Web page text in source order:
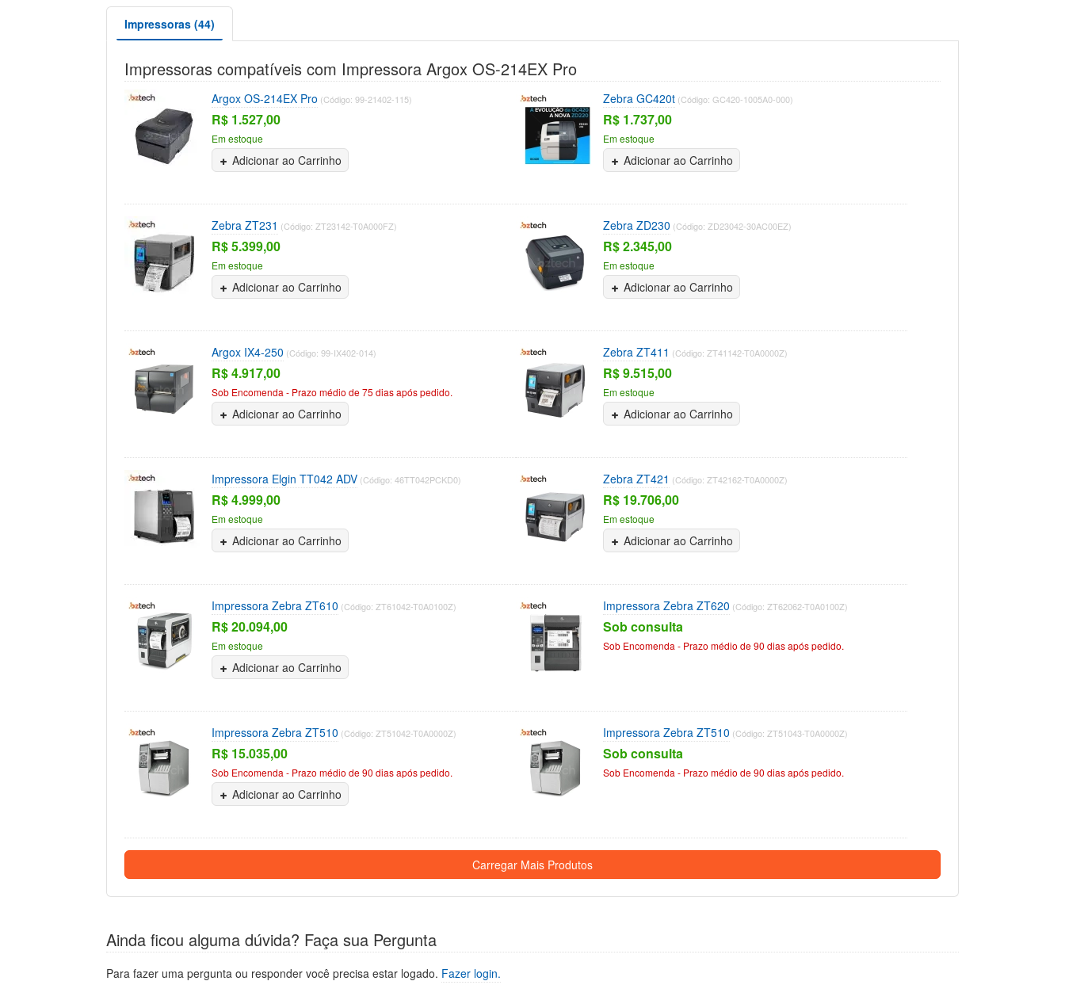
Impressoras (44)
Impressoras compatíveis com Impressora Argox OS-214EX Pro
Argox OS-214EX Pro (Código: 99-21402-115)
R$ 1.527,00
Em estoque
Adicionar ao Carrinho
Zebra GC420t (Código: GC420-1005A0-000)
R$ 1.737,00
Em estoque
Adicionar ao Carrinho
Zebra ZT231 (Código: ZT23142-T0A000FZ)
R$ 5.399,00
Em estoque
Adicionar ao Carrinho
Zebra ZD230 (Código: ZD23042-30AC00EZ)
R$ 2.345,00
Em estoque
Adicionar ao Carrinho
Argox IX4-250 (Código: 99-IX402-014)
R$ 4.917,00
Sob Encomenda - Prazo médio de 75 dias após pedido.
Adicionar ao Carrinho
Zebra ZT411 (Código: ZT41142-T0A0000Z)
R$ 9.515,00
Em estoque
Adicionar ao Carrinho
Impressora Elgin TT042 ADV (Código: 46TT042PCKD0)
R$ 4.999,00
Em estoque
Adicionar ao Carrinho
Zebra ZT421 (Código: ZT42162-T0A0000Z)
R$ 19.706,00
Em estoque
Adicionar ao Carrinho
Impressora Zebra ZT610 (Código: ZT61042-T0A0100Z)
R$ 20.094,00
Em estoque
Adicionar ao Carrinho
Impressora Zebra ZT620 (Código: ZT62062-T0A0100Z)
Sob consulta
Sob Encomenda - Prazo médio de 90 dias após pedido.
Impressora Zebra ZT510 (Código: ZT51042-T0A0000Z)
R$ 15.035,00
Sob Encomenda - Prazo médio de 90 dias após pedido.
Adicionar ao Carrinho
Impressora Zebra ZT510 (Código: ZT51043-T0A0000Z)
Sob consulta
Sob Encomenda - Prazo médio de 90 dias após pedido.
Ainda ficou alguma dúvida? Faça sua Pergunta
Para fazer uma pergunta ou responder você precisa estar logado. Fazer login.